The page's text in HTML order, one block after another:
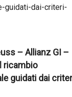
– Allianz GI –
ricambio
guidati dai